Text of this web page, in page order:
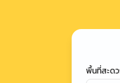
พื้นที่สะด